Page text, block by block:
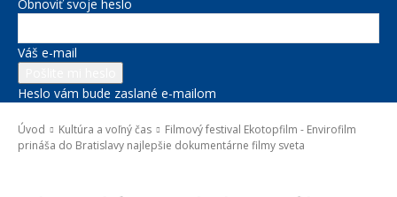
Obnoviť svoje heslo
Váš e-mail
Heslo vám bude zaslané e-mailom
Úvod Kultúra a voľný čas
Filmový festival Ekotopfilm - Envirofilm
prináša do Bratislavy najlepšie dokumentárne filmy sveta